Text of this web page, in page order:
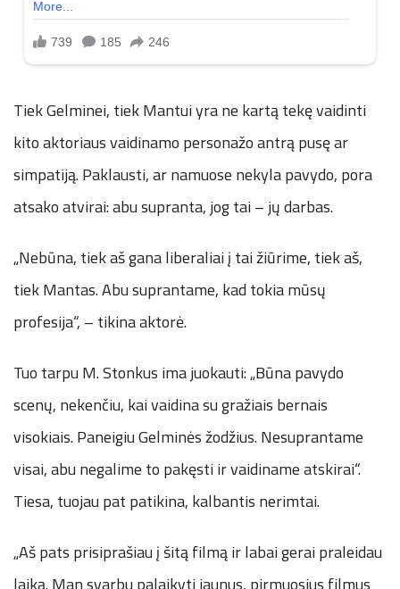
Tiek Gelminei, tiek Mantui yra ne kartą tekę vaidinti
kito aktoriaus vaidinamo personažo antrą pusę ar
simpatiją. Paklausti, ar namuose nekyla pavydo, pora
atsako atvirai: abu supranta, jog tai – jų darbas.
„Nebūna, tiek aš gana liberaliai į tai žiūrime, tiek aš,
tiek Mantas. Abu suprantame, kad tokia mūsų
profesija“, – tikina aktorė.
Tuo tarpu M. Stonkus ima juokauti: „Būna pavydo
scenų, nekenčiu, kai vaidina su gražiais bernais
visokiais. Paneigiu Gelminės žodžius. Nesuprantame
visai, abu negalime to pakęsti ir vaidiname atskirai“.
Tiesa, tuojau pat patikina, kalbantis nerimtai.
„Aš pats prisiprašiau į šitą filmą ir labai gerai praleidau
laiką. Man svarbu palaikyti jaunus, pirmuosius filmus